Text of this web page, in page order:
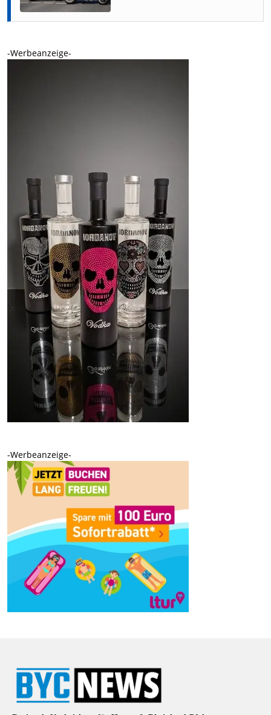
-Werbeanzeige-
-Werbeanzeige-